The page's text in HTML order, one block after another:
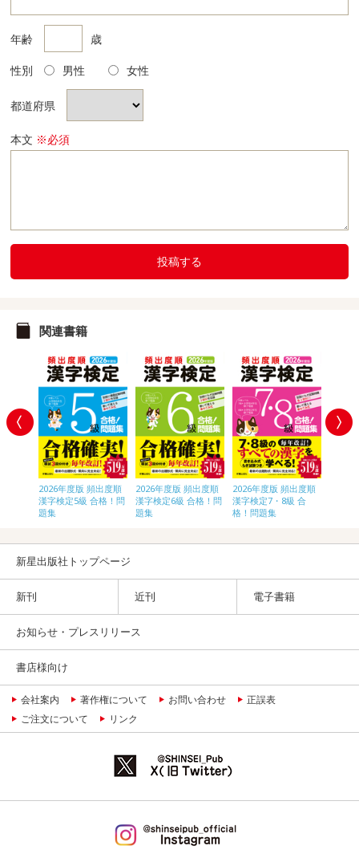
年齢 歳
性別 男性 女性
都道府県
本文 ※必須
投稿する
関連書籍
2026年度版 頻出度順
漢字検定5級 合格！問
題集
2026年度版 頻出度順
漢字検定6級 合格！問
題集
2026年度版 頻出度順
漢字検定7・8級 合
格！問題集
新星出版社トップページ
新刊 近刊 電子書籍
お知らせ・プレスリリース
書店様向け
会社案内 著作権について お問い合わせ
正誤表
ご注文について
リンク